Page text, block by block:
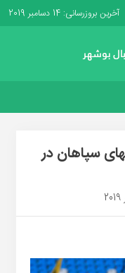
آخرین بروزرسانی: 14 دسامبر 2019
سپاهان در